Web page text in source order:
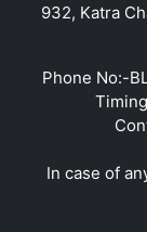
932, Katra
Phone No:-
In case of